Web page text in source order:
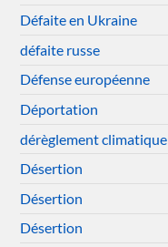
Défaite en Ukraine
défaite russe
Défense européenne
Déportation
dérèglement climatique
Désertion
Désertion
Désertion